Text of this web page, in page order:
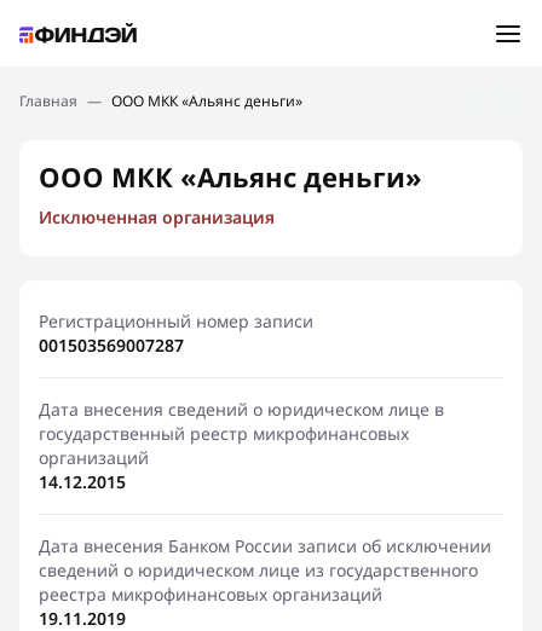
Подбор займа
Новости
Финансовое просвещение
Главная — ООО МКК «Альянс деньги»
ООО МКК «Альянс деньги»
Исключенная организация
Регистрационный номер записи
001503569007287
Дата внесения сведений о юридическом лице в
государственный реестр микрофинансовых
организаций
14.12.2015
Дата внесения Банком России записи об исключении
сведений о юридическом лице из государственного
реестра микрофинансовых организаций
19.11.2019
Ошибка:Контактная форма не найдена.
Спасибо, что написали нам
Мы свяжемся с Вами в ближайшее время и сообщим
результат
Отправить новый запрос